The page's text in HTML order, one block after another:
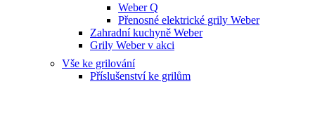
Weber Q
Přenosné elektrické grily Weber
Zahradní kuchyně Weber
Grily Weber v akci
Vše ke grilování
Příslušenství ke grilům